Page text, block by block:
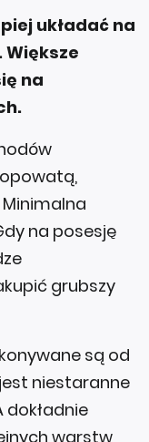
układać na
na
na posesję
grubszy
są od
niestaranne
warstw